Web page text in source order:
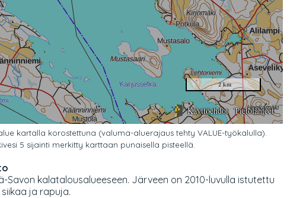
kartalla korostettuna (valuma-aluerajaus tehty VALUE-työkalulla).
5 sijainti merkitty karttaan punaisella pisteellä.
Savon kalatalousalueeseen. Järveen on 2010-luvulla istutettu
ja rapuja.